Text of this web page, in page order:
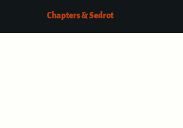
Chapters & Sedrot